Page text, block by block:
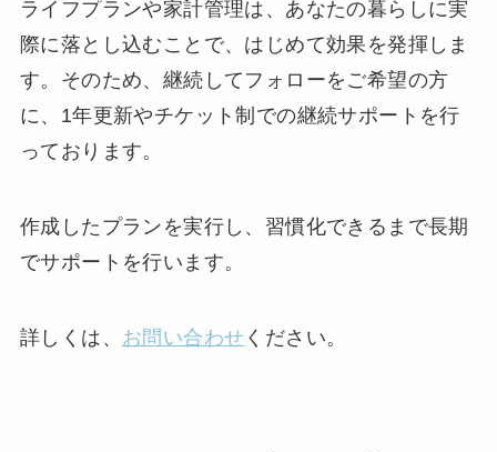
ライフプランや家計管理は、あなたの暮らしに実
際に落とし込むことで、はじめて効果を発揮しま
す。そのため、継続してフォローをご希望の方
に、1年更新やチケット制での継続サポートを行
っております。
作成したプランを実行し、習慣化できるまで長期
でサポートを行います。
詳しくは、 お問い合わせ ください。